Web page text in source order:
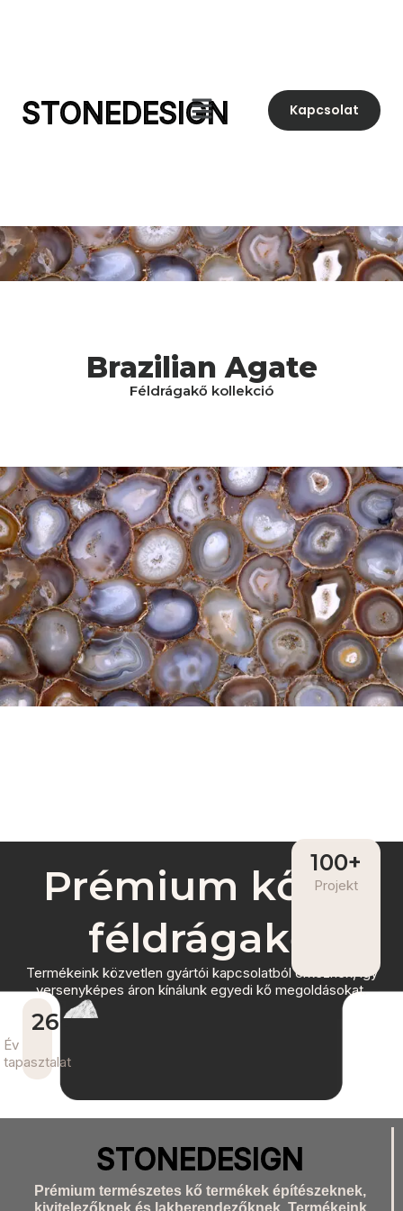
STONEDESIGN Kapcsolat
Brazilian Agate
Féldrágakő kollekció
Prémium kő és
féldrágakő
Termékeink közvetlen gyártói kapcsolatból érkeznek, így
versenyképes áron kínálunk egyedi kő megoldásokat.
Év
tapasztalat
26+
Projekt
100+
STONEDESIGN
Prémium természetes kő termékek építészeknek,